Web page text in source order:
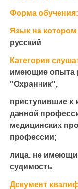
Форма обучения:
Язык на котором
русский
Категория
имеющие опыта
"Охранник",
приступившие к
данной
медицинских
профессии;
лица, не
судимость
Документ